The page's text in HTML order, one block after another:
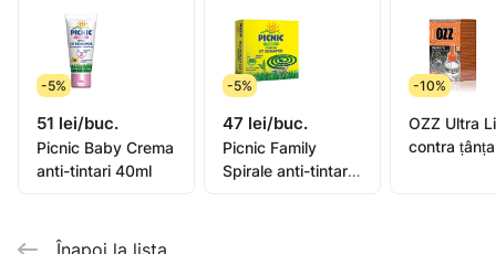
activităților sportive.
Mod de păstrare: Puneți brățara în punga practică din
aluminiu între utilizări. Spălați mâinile după utilizarea
produsului.
-5%
51 lei/buc.
Picnic Baby Crema
anti-tintari 40ml
-5%
47 lei/buc.
Picnic Family
Spirale anti-tintari
-10%
OZZ Ultra Lichid
contra
Înapoi la lista